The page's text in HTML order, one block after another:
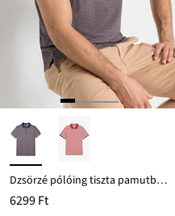
Dzsörzé pólóing tiszta pamutból, rövid ujjú
6299 Ft